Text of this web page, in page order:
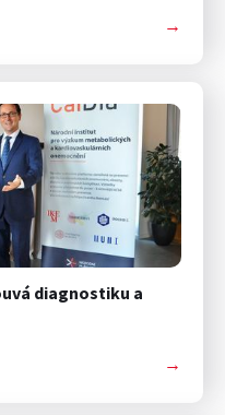
→
diagnostiku a
→